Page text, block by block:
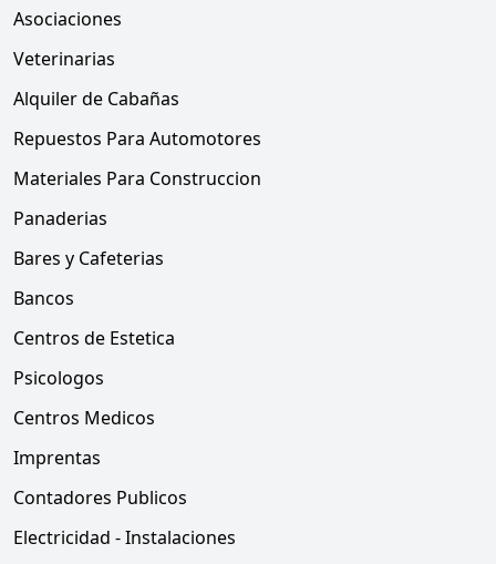
Asociaciones
Veterinarias
Alquiler de Cabañas
Repuestos Para Automotores
Materiales Para Construccion
Panaderias
Bares y Cafeterias
Bancos
Centros de Estetica
Psicologos
Centros Medicos
Imprentas
Contadores Publicos
Electricidad - Instalaciones